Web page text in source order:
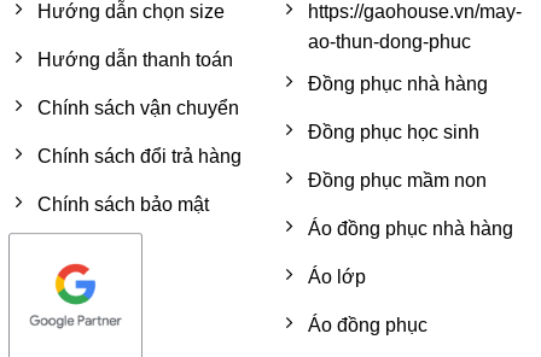
Hướng dẫn chọn size
Hướng dẫn thanh toán
Chính sách vận chuyển
Chính sách đổi trả hàng
Chính sách bảo mật
https://gaohouse.vn/may-
ao-thun-dong-phuc
Đồng phục nhà hàng
Đồng phục học sinh
Đồng phục mầm non
Áo đồng phục nhà hàng
Áo lớp
Áo đồng phục